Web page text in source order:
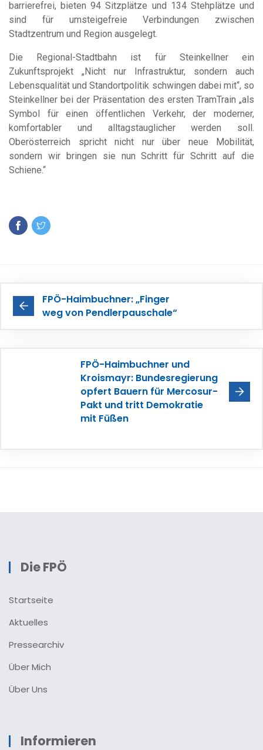
barrierefrei, bieten 94 Sitzplätze und 134 Stehplätze und
sind für umsteigefreie Verbindungen zwischen
Stadtzentrum und Region ausgelegt.
Die Regional-Stadtbahn ist für Steinkellner ein
Zukunftsprojekt „Nicht nur Infrastruktur, sondern auch
Lebensqualität und Standortpolitik schwingen dabei mit“, so
Steinkellner bei der Präsentation des ersten TramTrain „als
Symbol für einen öffentlichen Verkehr, der moderner,
komfortabler und alltagstauglicher werden soll.
Oberösterreich spricht nicht nur über neue Mobilität,
sondern wir bringen sie nun Schritt für Schritt auf die
Schiene.“
FPÖ-Haimbuchner: „Finger
weg von Pendlerpauschale“
FPÖ-Haimbuchner und
Kroismayr: Bundesregierung
opfert Bauern für Mercosur-
Pakt und tritt Demokratie
mit Füßen
Die FPÖ
Startseite
Aktuelles
Pressearchiv
Über Mich
Über Uns
Informieren